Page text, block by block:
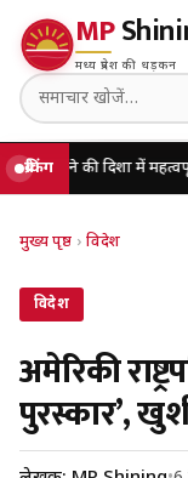
MP
मध्य प्रदेश की धड़कन
ब्रेकिंग
दिशा में महत्वपूर्ण पहल :
मुख्य पृष्ठ › विदेश
विदेश
अमेरिकी
पुरस्कार’,